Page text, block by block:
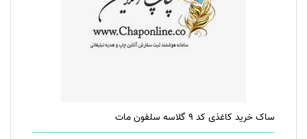
ساک خرید کاغذی کد 9 گلاسه سلفون مات